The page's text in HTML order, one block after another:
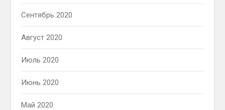
Сентябрь 2020
Август 2020
Июль 2020
Июнь 2020
Май 2020